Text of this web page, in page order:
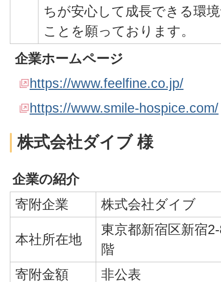
ちが安心して成長できる環
ことを願っております。
企業ホームページ
https://www.feelfine.co.jp/
https://www.smile-hospice.com/
株式会社ダイブ 様
企業の紹介
寄附企業
株式会社ダイブ
本社所在地
東京都新宿区新宿
階
寄附金額
非公表